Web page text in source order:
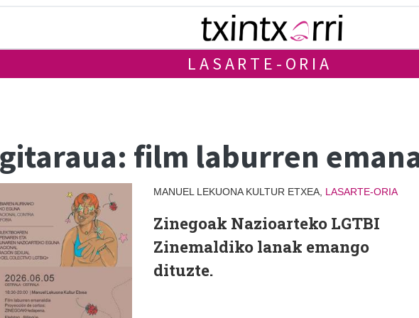
LASARTE-ORIA
film laburren
MANUEL LEKUONA KULTUR ETXEA, LASARTE-ORIA
Zinegoak Nazioarteko LGTBI
Zinemaldiko lanak emango
dituzte.